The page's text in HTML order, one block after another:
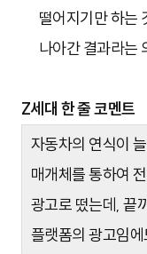
떨어지기만 하는
나아간 결과라는
Z세대 한 줄 코멘트
자동차의 연식이
매개체를 통하여
광고로 떴는데, 끝
플랫폼의 광고임에